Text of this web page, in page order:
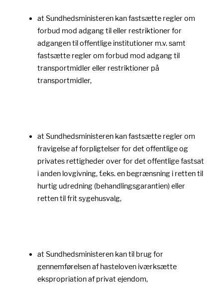
at Sundhedsministeren kan fastsætte regler om
forbud mod adgang til eller restriktioner for
adgangen til offentlige institutioner m.v. samt
fastsætte regler om forbud mod adgang til
transportmidler eller restriktioner på
transportmidler,
at Sundhedsministeren kan fastsætte regler om
fravigelse af forpligtelser for det offentlige og
privates rettigheder over for det offentlige fastsat
i anden lovgivning, f.eks. en begrænsning i retten til
hurtig udredning (behandlingsgarantien) eller
retten til frit sygehusvalg,
at Sundhedsministeren kan til brug for
gennemførelsen af hasteloven iværksætte
ekspropriation af privat ejendom,